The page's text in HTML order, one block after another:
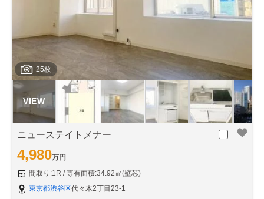
25枚
ニューステイトメナー
4,980万円
間取り:1R
専有面積:34.92㎡(壁芯)
東京都渋谷区代々木2丁目23-1